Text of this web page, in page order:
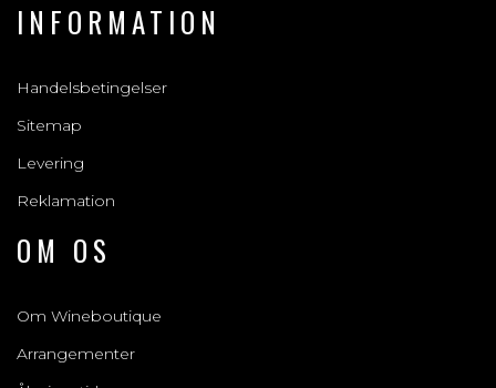
INFORMATION
Handelsbetingelser
Sitemap
Levering
Reklamation
OM OS
Om Wineboutique
Arrangementer